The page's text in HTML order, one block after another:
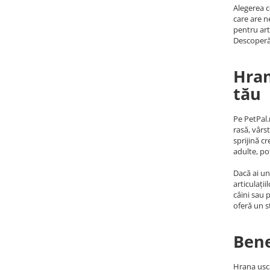
Alegerea
care are
pentru
tău
Pe
rasă,
sprijină
adulte,
Dacă ai
câini sau
oferă un
Hrana